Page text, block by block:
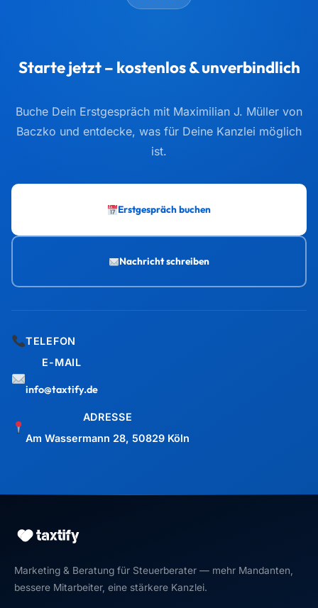
Starte jetzt – kostenlos & unverbindlich
Buche Dein Erstgespräch mit Maximilian J. Müller von
Baczko und entdecke, was für Deine Kanzlei möglich
ist.
Erstgespräch buchen
Nachricht schreiben
TELEFON
E-MAIL
info@taxtify.de
ADRESSE
Am Wassermann 28, 50829 Köln
Marketing & Beratung für Steuerberater — mehr Mandanten,
bessere Mitarbeiter, eine stärkere Kanzlei.